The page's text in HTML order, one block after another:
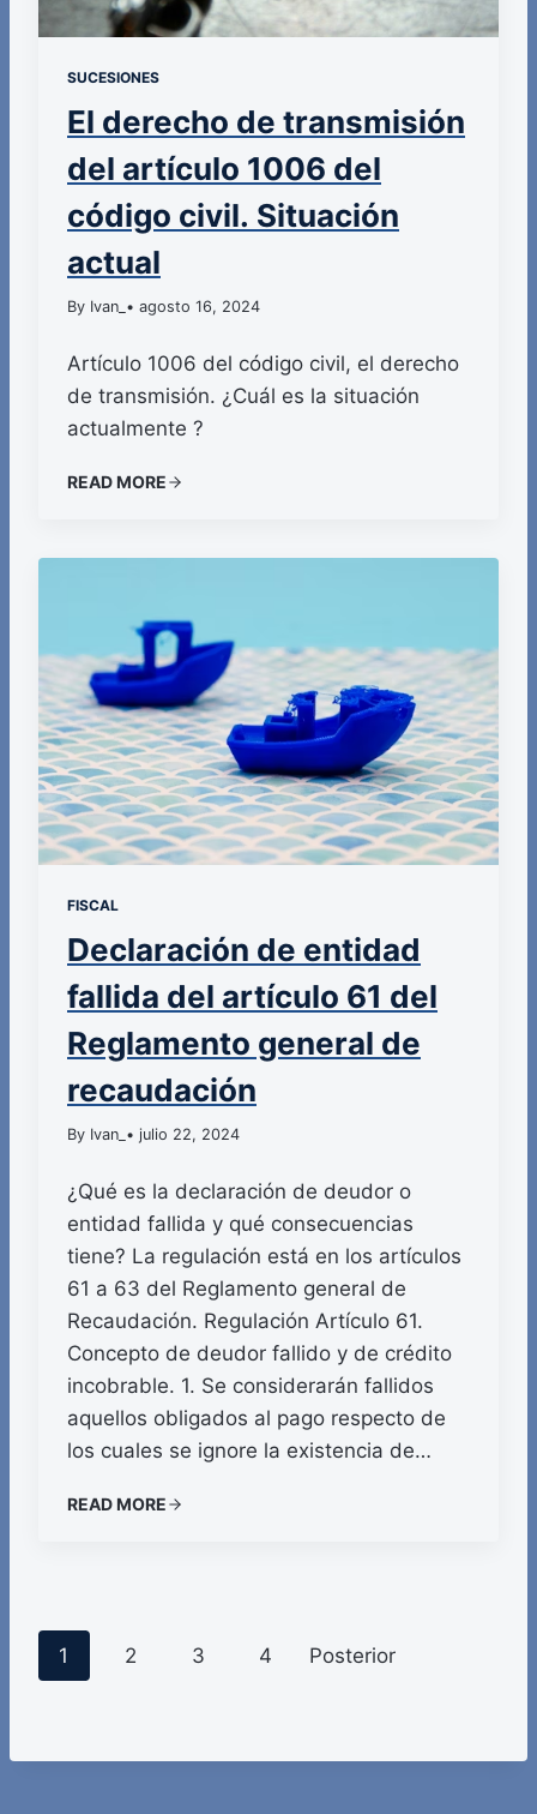
SUCESIONES
El derecho de transmisión
del artículo 1006 del
código civil. Situación
actual
By Ivan_ • agosto 16, 2024
Artículo 1006 del código civil, el derecho
de transmisión. ¿Cuál es la situación
actualmente ?
READ MORE
FISCAL
Declaración de entidad
fallida del artículo 61 del
Reglamento general de
recaudación
By Ivan_ • julio 22, 2024
¿Qué es la declaración de deudor o
entidad fallida y qué consecuencias
tiene? La regulación está en los artículos
61 a 63 del Reglamento general de
Recaudación. Regulación Artículo 61.
Concepto de deudor fallido y de crédito
incobrable. 1. Se considerarán fallidos
aquellos obligados al pago respecto de
los cuales se ignore la existencia de…
READ MORE
s
1 2 3 4 Posterior